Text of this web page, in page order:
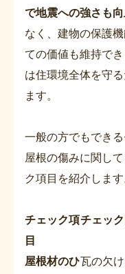
で地震への強さも
なく、建物の保護
ての価値も維持で
は住環境全体を守
ます。
一般の方でもでき
屋根の傷みに関し
ク項目を紹介します
チェック項
目
チェッ
屋根材のひ瓦の欠